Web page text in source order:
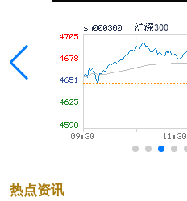
热点资讯